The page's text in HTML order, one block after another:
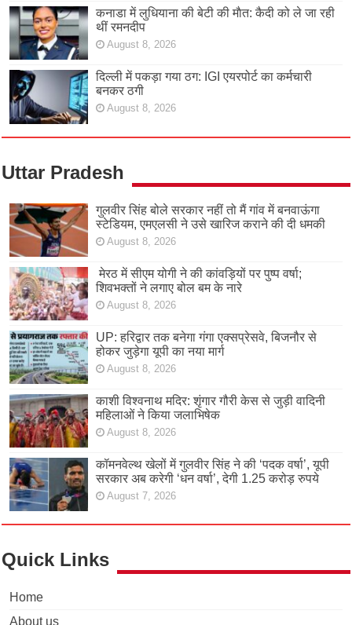
कनाडा में लुधियाना की बेटी की माैत: कैदी को ले जा रही
थीं रमनदीप
August 8, 2026
दिल्ली में पकड़ा गया ठग: IGI एयरपोर्ट का कर्मचारी
बनकर ठगी
August 8, 2026
Uttar Pradesh
गुलवीर सिंह बोले सरकार नहीं तो मैं गांव में बनवाऊंगा
स्टेडियम, एमएलसी ने उसे खारिज कराने की दी धमकी
August 8, 2026
मेरठ में सीएम योगी ने की कांवड़ियों पर पुष्प वर्षा;
शिवभक्तों ने लगाए बोल बम के नारे
August 8, 2026
UP: हरिद्वार तक बनेगा गंगा एक्सप्रेसवे, बिजनौर से
होकर जुड़ेगा यूपी का नया मार्ग
August 8, 2026
काशी विश्वनाथ मदिर: शृंगार गौरी केस से जुड़ी वादिनी
महिलाओं ने किया जलाभिषेक
August 8, 2026
कॉमनवेल्थ खेलों में गुलवीर सिंह ने की ‘पदक वर्षा’, यूपी
सरकार अब करेगी ‘धन वर्षा’, देगी 1.25 करोड़ रुपये
August 7, 2026
Quick Links
Home
About us